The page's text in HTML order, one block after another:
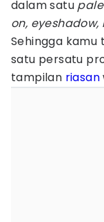
dalam satu
on,
Sehingga
satu persatu
tampilan riasan